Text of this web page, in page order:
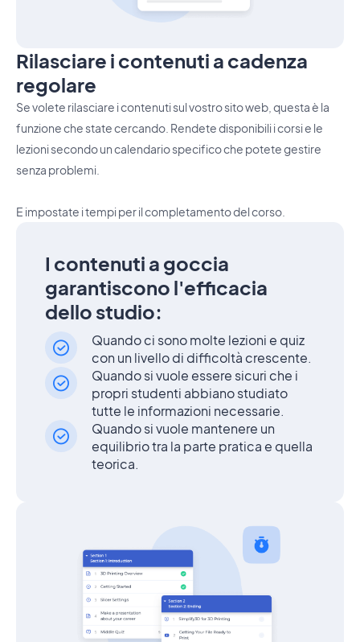
Rilasciare i contenuti a cadenza
regolare
Se volete rilasciare i contenuti sul vostro sito web, questa è la
funzione che state cercando. Rendete disponibili i corsi e le
lezioni secondo un calendario specifico che potete gestire
senza problemi.
E impostate i tempi per il completamento del corso.
I contenuti a goccia
garantiscono l'efficacia
dello studio:
Quando ci sono molte lezioni e quiz
con un livello di difficoltà crescente.
Quando si vuole essere sicuri che i
propri studenti abbiano studiato
tutte le informazioni necessarie.
Quando si vuole mantenere un
equilibrio tra la parte pratica e quella
teorica.